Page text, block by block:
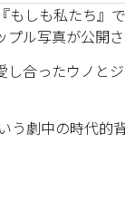
もしも私たち』
ル写真が公開
し合ったウノと
う劇中の時代的